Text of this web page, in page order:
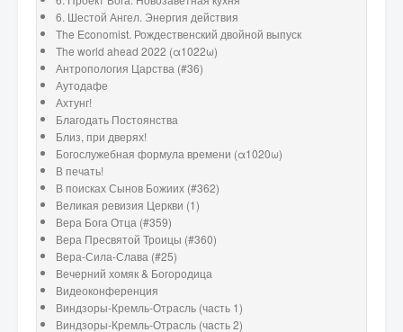
6. Шестой Ангел. Энергия действия
The Economist. Рождественский двойной выпуск
The world ahead 2022 (α1022ω)
Антропология Царства (#36)
Аутодафе
Ахтунг!
Благодать Постоянства
Близ, при дверях!
Богослужебная формула времени (α1020ω)
В печать!
В поисках Сынов Божиих (#362)
Великая ревизия Церкви (1)
Вера Бога Отца (#359)
Вера Пресвятой Троицы (#360)
Вера-Сила-Слава (#25)
Вечерний хомяк & Богородица
Видеоконференция
Виндзоры-Кремль-Отрасль (часть 1)
Виндзоры-Кремль-Отрасль (часть 2)